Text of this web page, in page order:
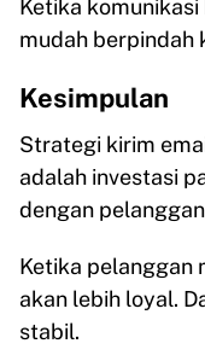
Ketika
mudah berpindah
Kesimpulan
Strategi kirim
adalah investasi
dengan
Ketika pelanggan
akan lebih loyal.
stabil.